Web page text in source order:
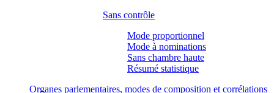
Sans contrôle
Mode proportionnel
Mode à nominations
Sans chambre haute
Résumé statistique
Organes parlementaires, modes de composition et corrélations